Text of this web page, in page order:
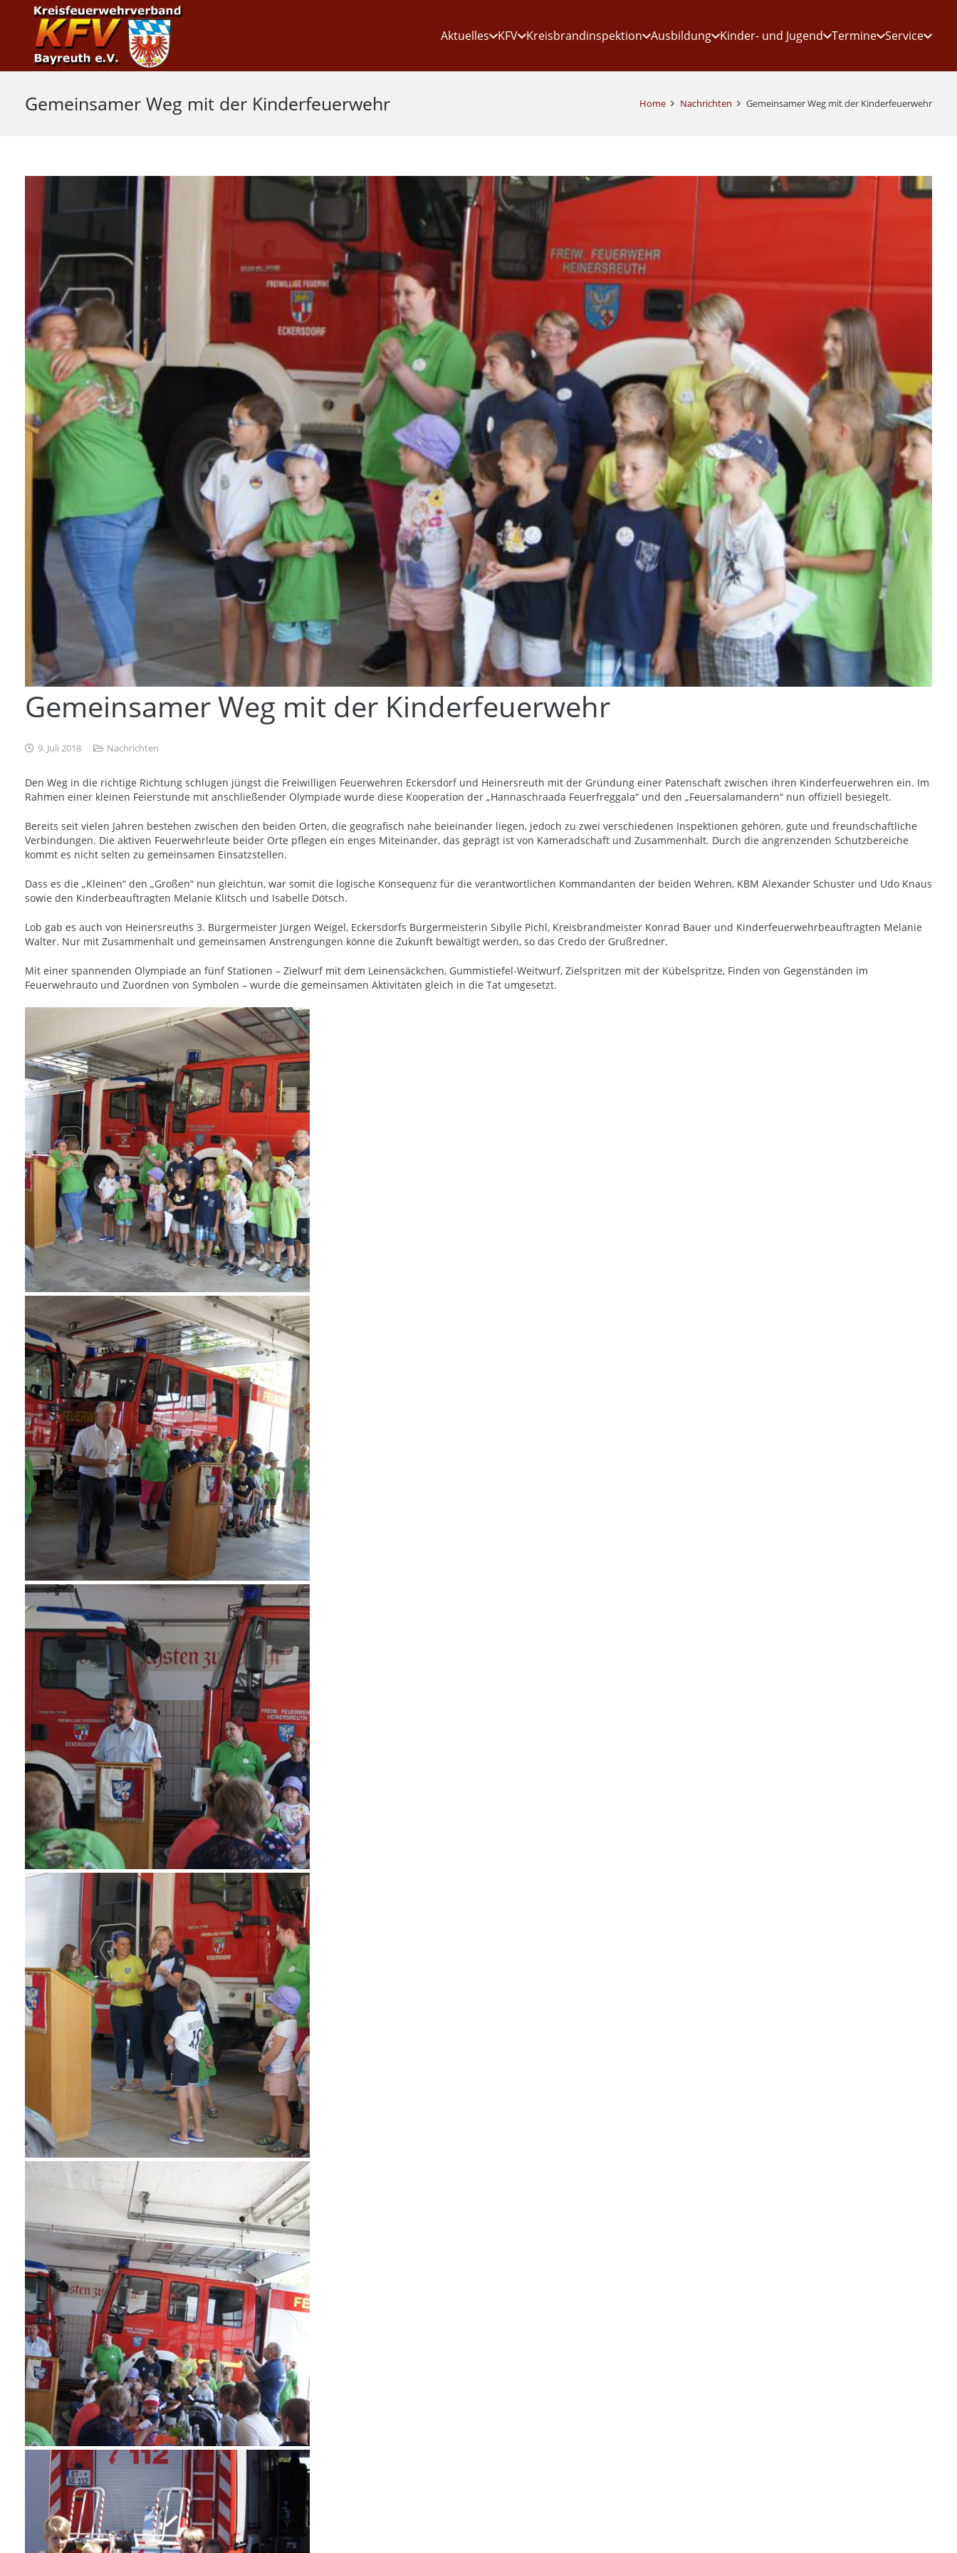
Aktuelles KFV Kreisbrandinspektion Ausbildung Kinder- und Jugend Termine Service
Gemeinsamer Weg mit der Kinderfeuerwehr Home Nachrichten Gemeinsamer Weg mit der Kinderfeuerwehr
Gemeinsamer Weg mit der Kinderfeuerwehr
9. Juli 2018 Nachrichten
Den Weg in die richtige Richtung schlugen jüngst die Freiwilligen Feuerwehren Eckersdorf und Heinersreuth mit der Gründung einer Patenschaft zwischen ihren Kinderfeuerwehren ein. Im
Rahmen einer kleinen Feierstunde mit anschließender Olympiade wurde diese Kooperation der „Hannaschraada Feuerfreggala“ und den „Feuersalamandern“ nun offiziell besiegelt.
Bereits seit vielen Jahren bestehen zwischen den beiden Orten, die geografisch nahe beieinander liegen, jedoch zu zwei verschiedenen Inspektionen gehören, gute und freundschaftliche
Verbindungen. Die aktiven Feuerwehrleute beider Orte pflegen ein enges Miteinander, das geprägt ist von Kameradschaft und Zusammenhalt. Durch die angrenzenden Schutzbereiche
kommt es nicht selten zu gemeinsamen Einsatzstellen.
Dass es die „Kleinen“ den „Großen“ nun gleichtun, war somit die logische Konsequenz für die verantwortlichen Kommandanten der beiden Wehren, KBM Alexander Schuster und Udo Knaus
sowie den Kinderbeauftragten Melanie Klitsch und Isabelle Dötsch.
Lob gab es auch von Heinersreuths 3. Bürgermeister Jürgen Weigel, Eckersdorfs Bürgermeisterin Sibylle Pichl, Kreisbrandmeister Konrad Bauer und Kinderfeuerwehrbeauftragten Melanie
Walter. Nur mit Zusammenhalt und gemeinsamen Anstrengungen könne die Zukunft bewältigt werden, so das Credo der Grußredner.
Mit einer spannenden Olympiade an fünf Stationen – Zielwurf mit dem Leinensäckchen, Gummistiefel-Weitwurf, Zielspritzen mit der Kübelspritze, Finden von Gegenständen im
Feuerwehrauto und Zuordnen von Symbolen – wurde die gemeinsamen Aktivitäten gleich in die Tat umgesetzt.